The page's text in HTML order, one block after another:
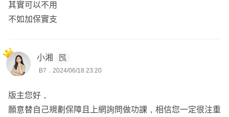
其實可以不用
不如加保實支
小湘
B7．2024/06/18 23:20
版主您好，
願意替自己規劃保障且上網詢問做功課，相信您一定很注重